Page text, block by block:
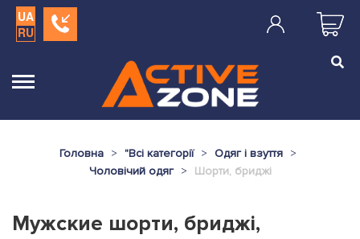
UA
RU
Головна "Всі категорії
Одяг і взуття
Чоловічий одяг
Шорти, бриджі
Мужские шорти, бриджі,